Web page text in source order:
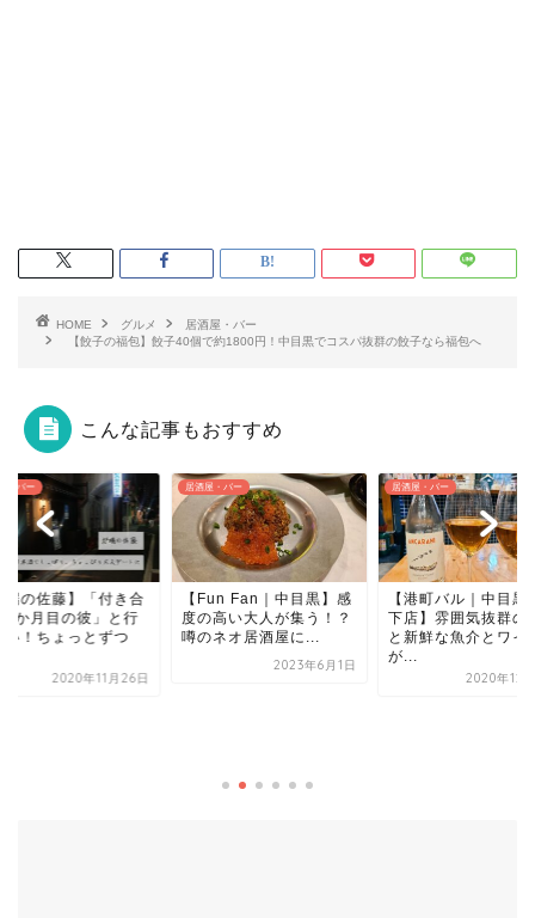
HOME グルメ
居酒屋・バー
【餃子の福包】餃子40個で約1800円！中目黒でコスパ抜群の餃子なら福包へ
こんな記事もおすすめ
・バー
Fan｜中目黒】感
高い大人が集う！？
ネオ居酒屋に...
居酒屋・バー
【港町バル｜中目黒高架
下店】雰囲気抜群の店内
と新鮮な魚介とワイン
居酒屋・バー
【Corner】池尻大